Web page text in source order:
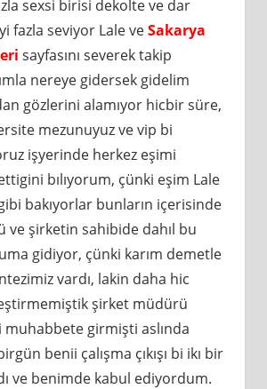
sexsi birisi dekolte ve dar
fazla seviyor Lale veSakarya
sayfasını severek takip
nereye gidersek gidelim
gözlerini alamıyor hicbir süre,
mezunuyuz ve vip bi
işyerinde herkez eşimi
bılıyorum, çünki eşim Lale
bakıyorlar bunların içerisinde
ve şirketin sahibide dahıl bu
gidiyor, çünki karım demetle
vardı, lakin daha hic
şirket müdürü
muhabbete girmişti aslında
benii çalışma çıkışı bi ikı bir
ve benimde kabul ediyordum.